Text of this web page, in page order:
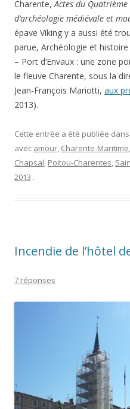
Charente, Actes du
d’archéologie médiévale et
épave Viking y a aussi été
parue, Archéologie et
– Port d’Envaux : une zone
le fleuve Charente, sous la
Jean-François Mariotti, aux
2013).
Cette entrée a été publiée dans
avec amour, Charente-Maritime,
Chapsal, Poitou-Charentes,
2013 .
Incendie de l’hôtel
7 réponses